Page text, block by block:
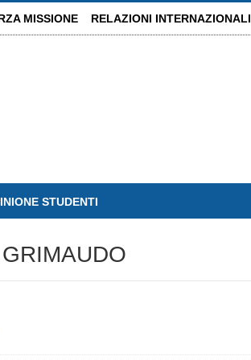
MISSIONE RELAZIONI INTERNAZIONALI
STUDENTI